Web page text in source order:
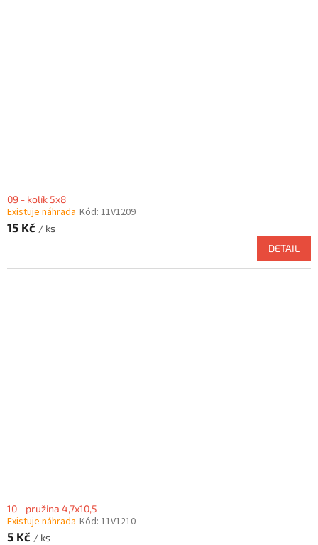
09 - kolík 5x8
Existuje náhrada Kód: 11V1209
15 Kč / ks
DETAIL
10 - pružina 4,7x10,5
Existuje náhrada Kód: 11V1210
5 Kč / ks